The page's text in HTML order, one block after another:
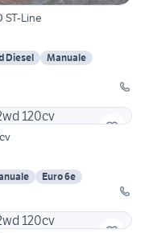
ST-Line
Diesel
Manuale
Euro 6e